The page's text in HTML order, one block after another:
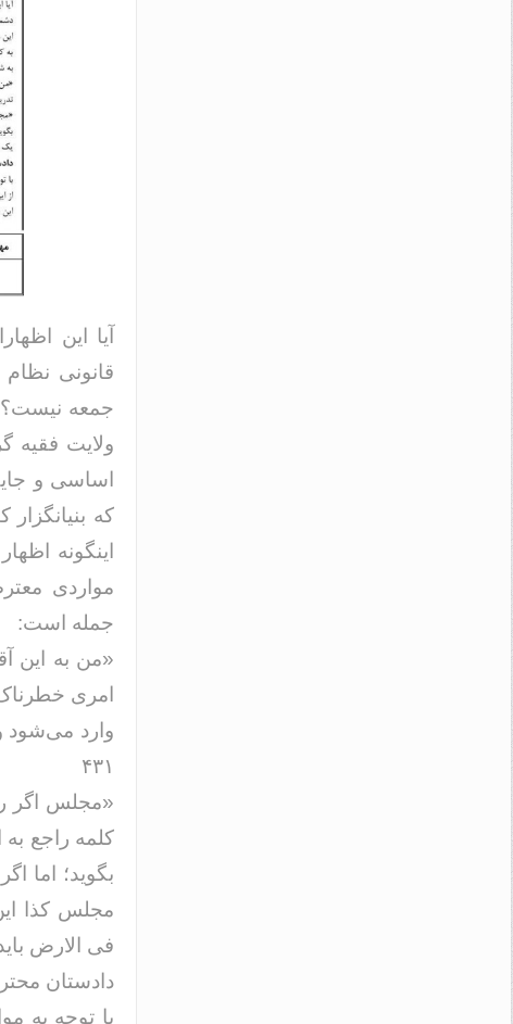
آیا این
قانونی
جمعه نیست؟
ولایت فقیه
اساسی و
که
اینگونه
مواردی
جمله است:
«من به این
امری
۴۳۱
«مجلس اگر
کلمه راجع
بگوید؛ اما
مجلس کذا
فی الارض باید
دادستان
با توجه به